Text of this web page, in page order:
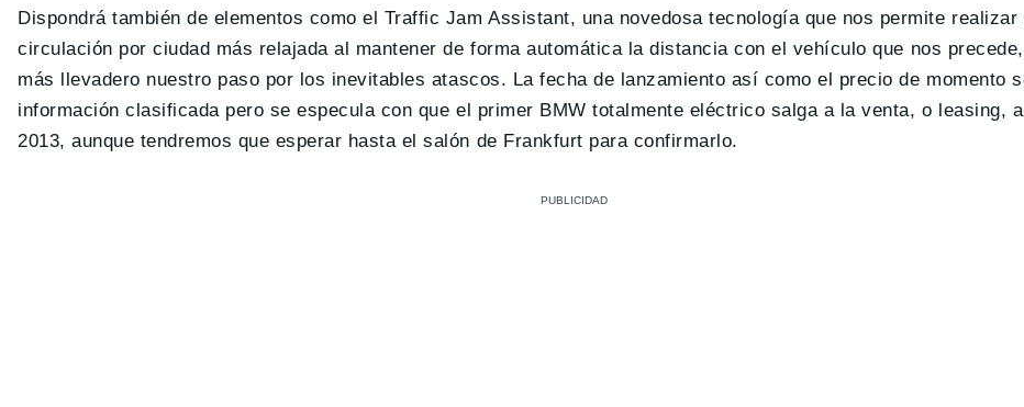
Dispondrá también de elementos como el Traffic Jam Assistant, una novedosa tecnología que nos permite realizar
circulación por ciudad más relajada al mantener de forma automática la distancia con el vehículo que nos
más llevadero nuestro paso por los inevitables atascos. La fecha de lanzamiento así como el precio de momento
información clasificada pero se especula con que el primer BMW totalmente eléctrico salga a la venta, o leasing,
2013, aunque tendremos que esperar hasta el salón de Frankfurt para confirmarlo.